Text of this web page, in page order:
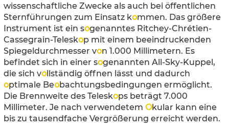
wissenschaftliche Zwecke als auch bei öffentlichen
Sternführungen zum Einsatz kommen. Das größere
Instrument ist ein sogenanntes Ritchey-Chrétien-
Cassegrain-Teleskop mit einem beeindruckenden
Spiegeldurchmesser von 1.000 Millimetern. Es
befindet sich in einer sogenannten All-Sky-Kuppel,
die sich vollständig öffnen lässt und dadurch
optimale Beobachtungsbedingungen ermöglicht.
Die Brennweite des Teleskops beträgt 7.000
Millimeter. Je nach verwendetem Okular kann eine
bis zu tausendfache Vergrößerung erreicht werden.